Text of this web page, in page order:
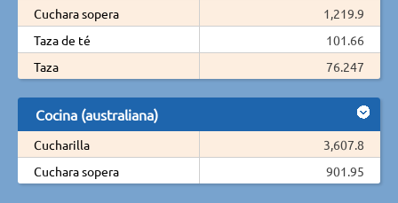
Cuchara sopera
1,219.9
Taza de té
101.66
Taza
76.247
Cocina (australiana)
Cucharilla
3,607.8
Cuchara sopera
901.95